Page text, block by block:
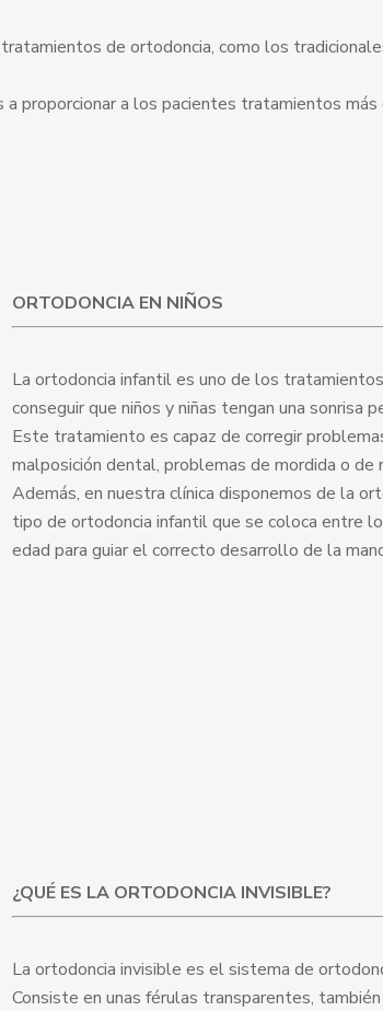
de ortodoncia, como los
proporcionar a los pacientes tratamientos más
ORTODONCIA EN NIÑOS
La ortodoncia infantil es uno de los
conseguir que niños y niñas tengan una sonrisa
Este tratamiento es capaz de corregir
malposición dental, problemas de mordida o de
Además, en nuestra clínica disponemos de la
tipo de ortodoncia infantil que se coloca entre
edad para guiar el correcto desarrollo de la
¿QUÉ ES LA ORTODONCIA INVISIBLE?
La ortodoncia invisible es el sistema de
Consiste en unas férulas transparentes,